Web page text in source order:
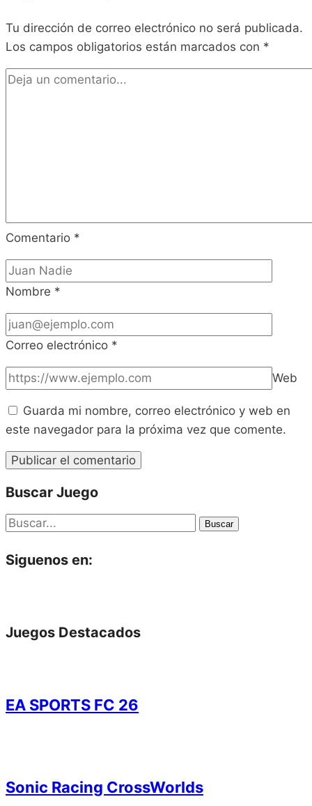
Tu dirección de correo electrónico no será publicada.
Los campos obligatorios están marcados con *
Comentario *
Nombre *
Correo electrónico *
Web
Guarda mi nombre, correo electrónico y web en
este navegador para la próxima vez que comente.
Buscar Juego
Buscar
Siguenos en:
Juegos Destacados
EA SPORTS FC 26
Sonic Racing CrossWorlds